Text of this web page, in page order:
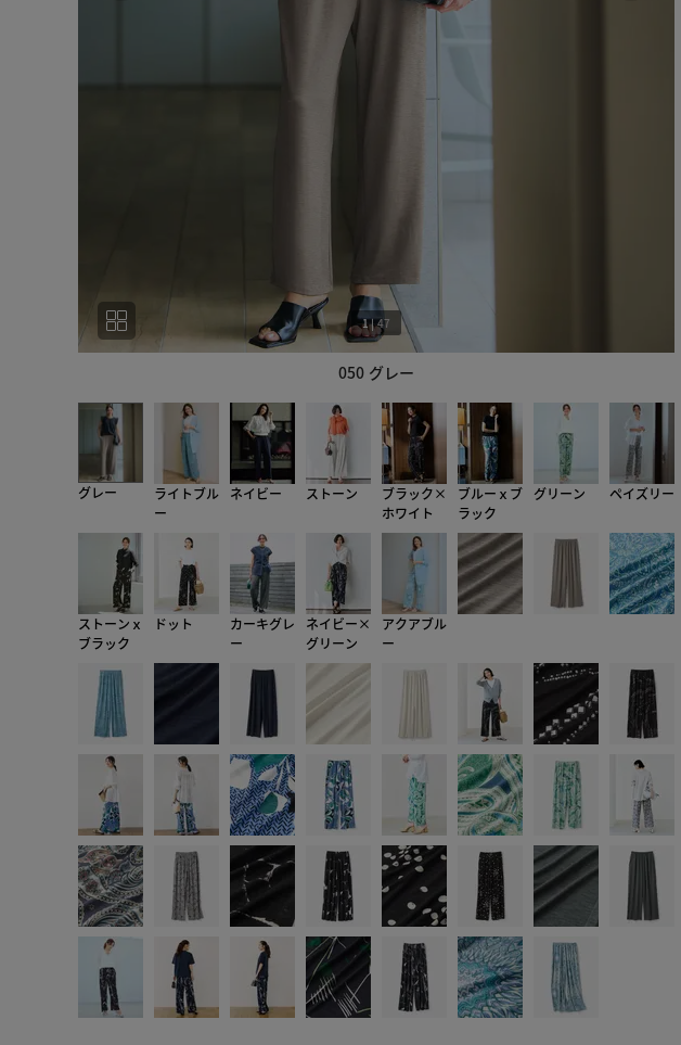
050 グレー
1|47
グレー
ライトブル
ー
ネイビー ストーン
ブラック×
ホワイト
ブルーｘブ
ラック
グリーン ペイズリー
ストーンｘ
ブラック
ドット
カーキグレ
ー
ネイビー×
グリーン
アクアブル
ー